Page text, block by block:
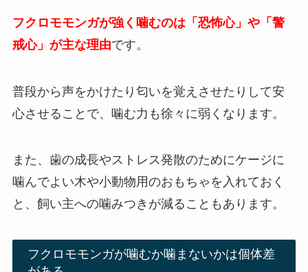
フクロモモンガが強く噛むのは「恐怖心」や「警
戒心」が主な理由です。
普段から声をかけたり匂いを覚えさせたりして安
心させることで、噛む力も徐々に弱くなります。
また、歯の成長やストレス発散のためにケージに
噛んでよい木や小動物用のおもちゃを入れておく
と、飼い主への噛みつきが減ることもあります。
フクロモモンガが噛むか噛まないかは個体差